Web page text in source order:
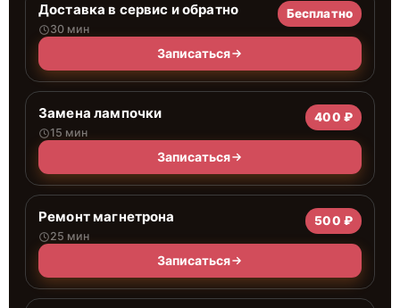
Доставка в сервис и обратно
30 мин
Бесплатно
Записаться
Замена лампочки
15 мин
400 ₽
Записаться
Ремонт магнетрона
25 мин
500 ₽
Записаться